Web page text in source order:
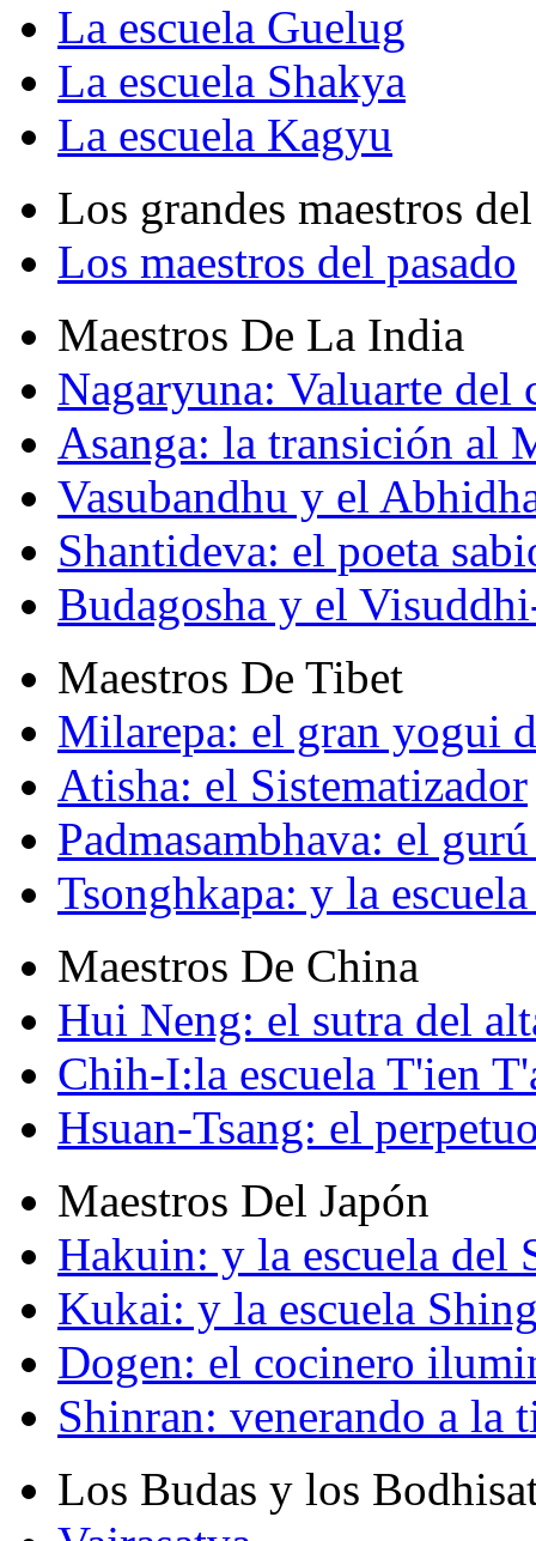
La escuela Guelug
La escuela Shakya
La escuela Kagyu
Los grandes maestros
Los maestros del pasado
Maestros De La India
Nagaryuna: Valuarte del
Asanga: la transición al
Vasubandhu y el
Shantideva: el poeta
Budagosha y el
Maestros De Tibet
Milarepa: el gran yogui
Atisha: el Sistematizador
Padmasambhava: el
Tsonghkapa: y la
Maestros De China
Hui Neng: el sutra del
Chih-I:la escuela T'ien
Hsuan-Tsang: el
Maestros Del Japón
Hakuin: y la escuela del
Kukai: y la escuela
Dogen: el cocinero
Shinran: venerando a la
Los Budas y los